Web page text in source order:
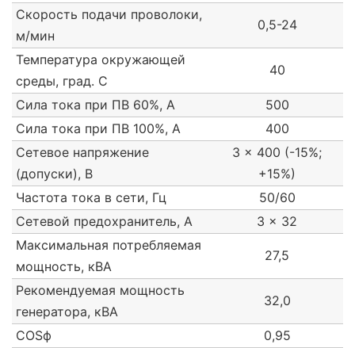
Скорость подачи проволоки,
м/мин
0,5-24
Температура окружающей
среды, град. С
40
Сила тока при ПВ 60%, А
500
Сила тока при ПВ 100%, А
400
Сетевое напряжение
(допуски), В
3 x 400 (-15%;
+15%)
Частота тока в сети, Гц
50/60
Сетевой предохранитель, А
3 x 32
Максимальная потребляемая
мощность, кВА
27,5
Рекомендуемая мощность
генератора, кВА
32,0
COSф
0,95